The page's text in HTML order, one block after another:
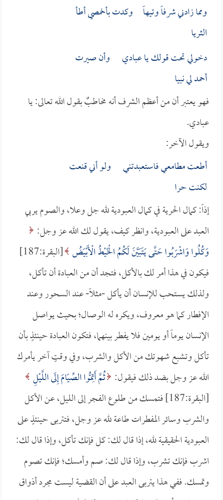
ومما زادني شرفاً وتيهاً وكدت بأخمصي أطأ
الثريا
دخولي تحت قولك يا عبادي وأن صيرت
أحمد لي نبيا
فهو يعتبر أن من أعظم الشرف أنه مخاطبٌ بقول الله تعالى: يا
عبادي.
ويقول الآخر:
أطعت مطامعي فاستعبدتني ولو أني قنعت
لكنت حرا
إذاً: كمال الحرية في كمال العبودية لله جل وعلا، والصوم يربي
العبد على العبودية، وانظر كيف، يقول لك الله عز وجل:
وَكُلُوا وَاشْرَبُوا حَتَّى يَتَبَيَّنَ لَكُمُ الْخَيْطُ الْأَبْيَضُ
[البقرة:187]
فيكون في هذا أمر لك بالأكل، فتجد أن من العبادة أن تأكل،
ولذلك يستحب للإنسان أن يأكل -مثلاً- عند السحور وعند
الإفطار كما هو معروف، ويكره له الوصال؛ بحيث يواصل
الإنسان يوماً أو يومين فلا يفطر بينهما، فتكون العبادة حينئذٍ بأن
تأكل وتشبع شهوتك من الأكل والشرب، وفي وقتٍ آخر يأمرك
الله عز وجل بضد ذلك فيقول: ثُمَّ أَتِمُّوا الصِّيَامَ إِلَى اللَّيْلِ
[البقرة:187] فتمسك من طلوع الفجر إلى الليل، عن الأكل
والشرب وسائر المفطرات طاعة لله عز وجل، فتتربى حينئذٍ على
العبودية الحقيقية لله، إذا قال لك: كل فإنك تأكل، وإذا قال لك:
اشرب فإنك تشرب، وإذا قال لك: صم وأمسك؛ فإنك تصوم
وتمسك. ففي هذا يتربى العبد على أن القضية ليست مجرد أذواق